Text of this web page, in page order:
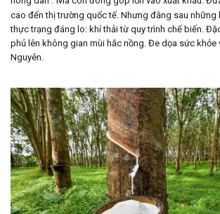
cao đến thị trường quốc tế. Nhưng đằng sau những
thực trạng đáng lo: khí thải từ quy trình chế biến.
phủ lên không gian mùi hắc nồng. Đe dọa sức khỏe
Nguyên.